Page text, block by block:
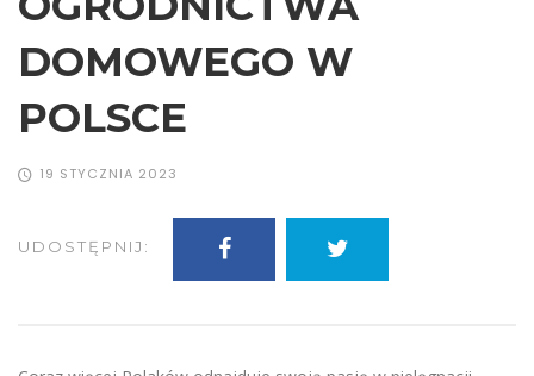
DOMOWEGO W
POLSCE
19 STYCZNIA 2023
UDOSTĘPNIJ: